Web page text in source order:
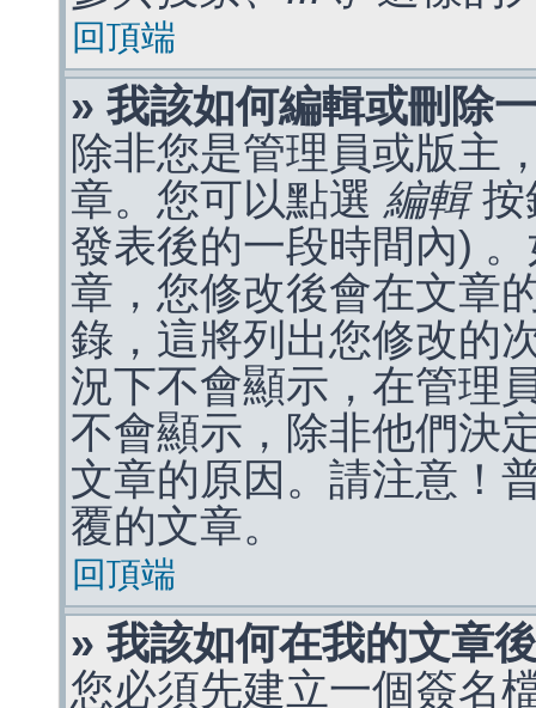
回頂端
» 我該如何編輯或刪除
除非您是管理員或版主
章。您可以點選 編輯按
發表後的一段時間內)
章，您修改後會在文章
錄，這將列出您修改的
況下不會顯示，在管理
不會顯示，除非他們決
文章的原因。請注意！
覆的文章。
回頂端
» 我該如何在我的文章
您必須先建立一個簽名